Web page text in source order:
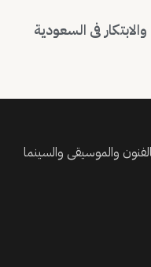
في السعودية
والموسيقى والسينما